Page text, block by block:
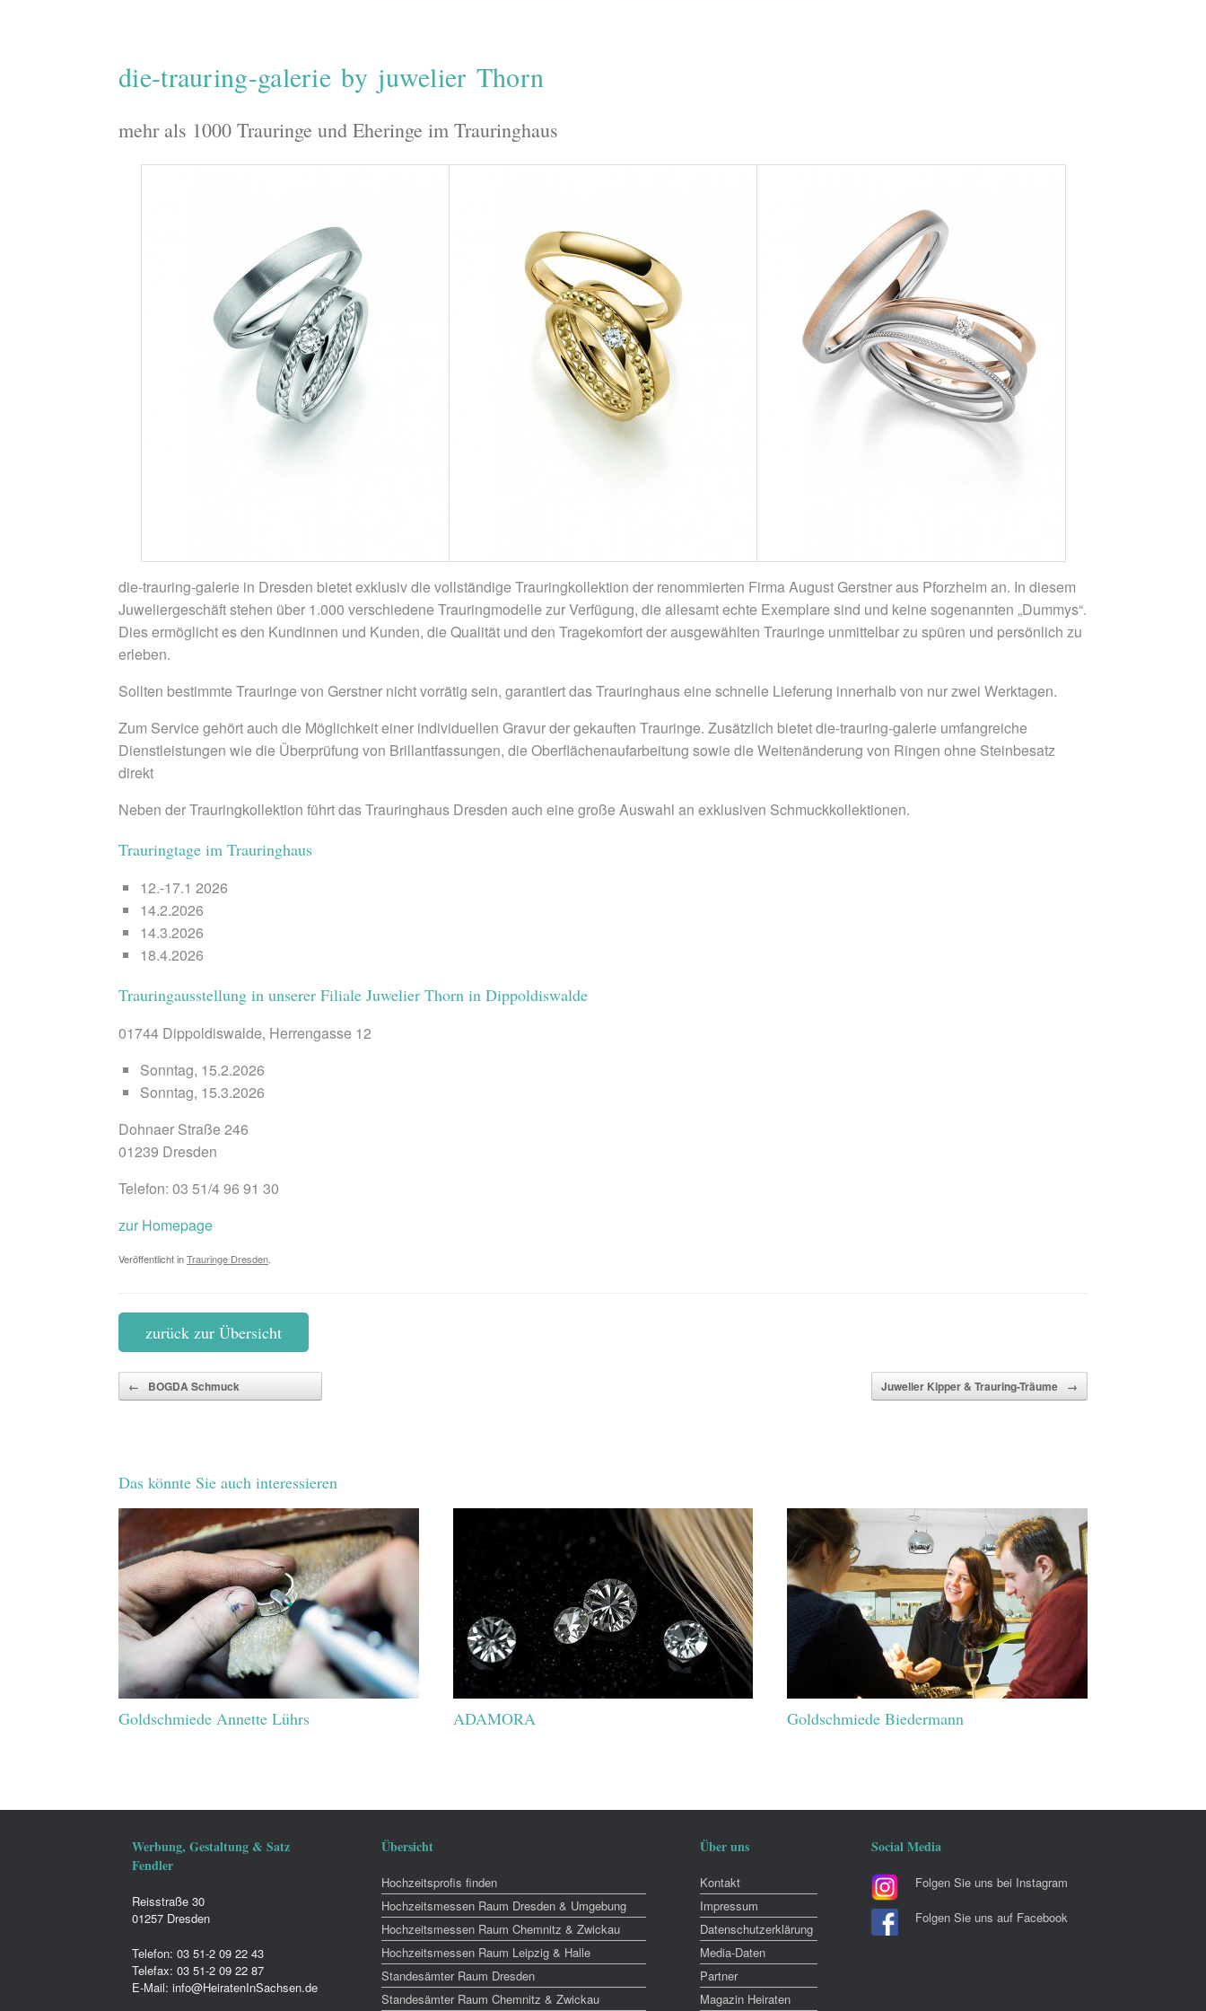
die-trauring-galerie by juwelier Thorn
mehr als 1000 Trauringe und Eheringe im Trauringhaus
die-trauring-galerie in Dresden bietet exklusiv die vollständige Trauringkollektion der renommierten Firma August Gerstner aus Pforzheim an. In diesem
Juweliergeschäft stehen über 1.000 verschiedene Trauringmodelle zur Verfügung, die allesamt echte Exemplare sind und keine sogenannten „Dummys“.
Dies ermöglicht es den Kundinnen und Kunden, die Qualität und den Tragekomfort der ausgewählten Trauringe unmittelbar zu spüren und persönlich zu
erleben.
Sollten bestimmte Trauringe von Gerstner nicht vorrätig sein, garantiert das Trauringhaus eine schnelle Lieferung innerhalb von nur zwei Werktagen.
Zum Service gehört auch die Möglichkeit einer individuellen Gravur der gekauften Trauringe. Zusätzlich bietet die-trauring-galerie umfangreiche
Dienstleistungen wie die Überprüfung von Brillantfassungen, die Oberflächenaufarbeitung sowie die Weitenänderung von Ringen ohne Steinbesatz
direkt
Neben der Trauringkollektion führt das Trauringhaus Dresden auch eine große Auswahl an exklusiven Schmuckkollektionen.
Trauringtage im Trauringhaus
12.-17.1 2026
14.2.2026
14.3.2026
18.4.2026
Trauringausstellung in unserer Filiale Juwelier Thorn in Dippoldiswalde
01744 Dippoldiswalde, Herrengasse 12
Sonntag, 15.2.2026
Sonntag, 15.3.2026
Dohnaer Straße 246
01239 Dresden
Telefon: 03 51/4 96 91 30
zur Homepage
Veröffentlicht inTrauringe Dresden
zurück zur Übersicht
Beitragsnavigation
← BOGDA Schmuck Juwelier Kipper & Trauring-Träume →
Das könnte Sie auch interessieren
Goldschmiede Annette Lührs ADAMORA Goldschmiede Biedermann
Werbung, Gestaltung & Satz
Fendler
Reisstraße 30
01257 Dresden
Telefon: 03 51-2 09 22 43
Telefax: 03 51-2 09 22 87
E-Mail: info@HeiratenInSachsen.de
Übersicht
Hochzeitsprofis finden
Hochzeitsmessen Raum Dresden & Umgebung
Hochzeitsmessen Raum Chemnitz & Zwickau
Hochzeitsmessen Raum Leipzig & Halle
Standesämter Raum Dresden
Standesämter Raum Chemnitz & Zwickau
Über uns
Kontakt
Impressum
Datenschutzerklärung
Media-Daten
Partner
Magazin Heiraten
Social Media
Folgen Sie uns bei Instagram
Folgen Sie uns auf Facebook